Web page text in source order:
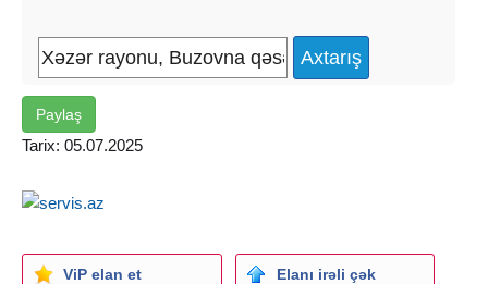
Paylaş
Tarix: 05.07.2025
ViP elan et Elanı irəli çək